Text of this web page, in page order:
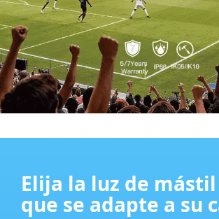
Elija la luz de
que se adapte a su